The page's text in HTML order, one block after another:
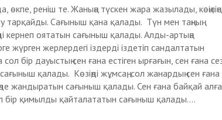
өкпе, реніш те. Жаныңа түскен жара жазылады, көңіліңе
Сағыныш қана қалады. Түн мен таңның
кернеп оятатын сағыныш қалады. Алды-артыңа
жүрген жерлердегі іздерді іздетіп сандалтатын
бір дауыстың сен ғана естіген ырғағын, сен ғана
қалады. Көзіңді жұмсаң, сол жанардың сен ғана
жандыратын сағыныш қалады. Сен ғана байқай
бір қимылды қайталататын сағыныш қалады....